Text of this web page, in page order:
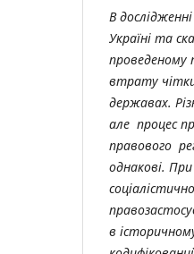
В
Україні та
проведеному
втрату
державах.
але процес
правового
однакові.
в